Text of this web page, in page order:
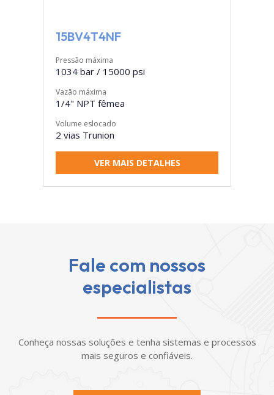
15BV4T4NF
Pressão máxima
1034 bar / 15000 psi
Vazão máxima
1/4" NPT fêmea
Volume eslocado
2 vias Trunion
VER MAIS DETALHES
Fale com nossos
especialistas
Conheça nossas soluções e tenha sistemas e processos
mais seguros e confiáveis.